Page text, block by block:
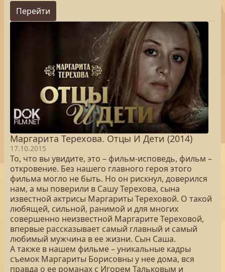
Перейти
Маргарита Терехова. Отцы И Дети (2014)
17.10.2015
То, что вы увидите, это – фильм-исповедь, фильм –
откровение. Без нашего главного героя этого
фильма могло не быть. Но он рискнул, доверился
нам, а мы поверили в Сашу Терехова, сына
известной актрисы Маргариты Тереховой. О такой
любящей, сильной, ранимой и для многих
совершенно неизвестной Маргарите Тереховой,
впервые рассказывает самый главный и самый
любимый мужчина в ее жизни. Сын Саша.
А также в нашем фильме – уникальные кадры
съемок Маргариты Борисовны у нее дома, вся
правда о ее романах с Игорем Тальковым и